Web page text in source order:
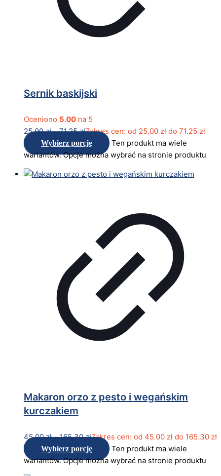
Sernik baskijski
Oceniono 5.00 na 5
25.00zł – 71.25złZakres cen: od 25.00 zł do 71.25 zł
Wybierz porcję
Ten produkt ma wiele
wariantów. Opcje można wybrać na stronie produktu
Makaron orzo z pesto i wegańskim
kurczakiem
45.00zł – 165.30złZakres cen: od 45.00 zł do 165.30 zł
Wybierz porcję
Ten produkt ma wiele
wariantów. Opcje można wybrać na stronie produktu